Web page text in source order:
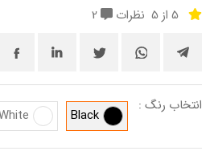
5 از 5 نظرات
انتخاب رنگ :
Black